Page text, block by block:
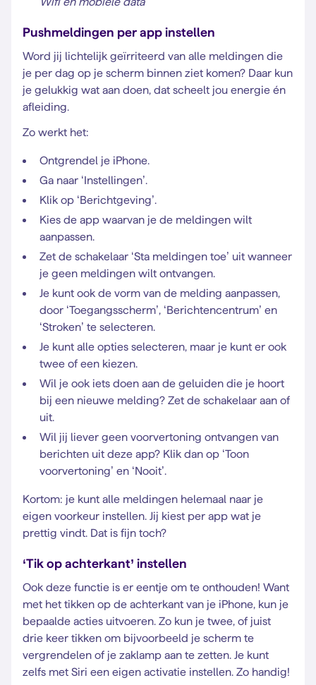
Pushmeldingen per app instellen
Word jij lichtelijk geïrriteerd van alle meldingen die
je per dag op je scherm binnen ziet komen? Daar kun
je gelukkig wat aan doen, dat scheelt jou energie én
afleiding.
Zo werkt het:
Ontgrendel je iPhone.
Ga naar ‘Instellingen’.
Klik op ‘Berichtgeving’.
Kies de app waarvan je de meldingen wilt
aanpassen.
Zet de schakelaar ‘Sta meldingen toe’ uit wanneer
je geen meldingen wilt ontvangen.
Je kunt ook de vorm van de melding aanpassen,
door ‘Toegangsscherm’, ‘Berichtencentrum’ en
‘Stroken’ te selecteren.
Je kunt alle opties selecteren, maar je kunt er ook
twee of een kiezen.
Wil je ook iets doen aan de geluiden die je hoort
bij een nieuwe melding? Zet de schakelaar aan of
uit.
Wil jij liever geen voorvertoning ontvangen van
berichten uit deze app? Klik dan op ‘Toon
voorvertoning’ en ‘Nooit’.
Kortom: je kunt alle meldingen helemaal naar je
eigen voorkeur instellen. Jij kiest per app wat je
prettig vindt. Dat is fijn toch?
‘Tik op achterkant’ instellen
Ook deze functie is er eentje om te onthouden! Want
met het tikken op de achterkant van je iPhone, kun je
bepaalde acties uitvoeren. Zo kun je twee, of juist
drie keer tikken om bijvoorbeeld je scherm te
vergrendelen of je zaklamp aan te zetten. Je kunt
zelfs met Siri een eigen activatie instellen. Zo handig!